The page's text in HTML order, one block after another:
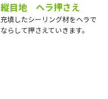
縦目地 ヘラ押さえ
充填したシーリング材をヘラで
ならして押さえていきます。